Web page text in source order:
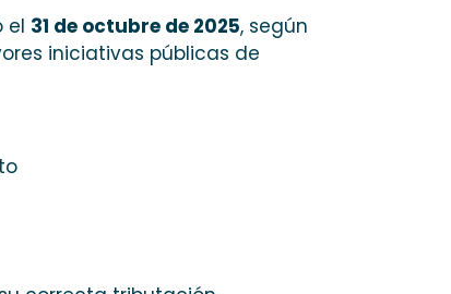
el 31 de octubre de 2025, según
iniciativas públicas de